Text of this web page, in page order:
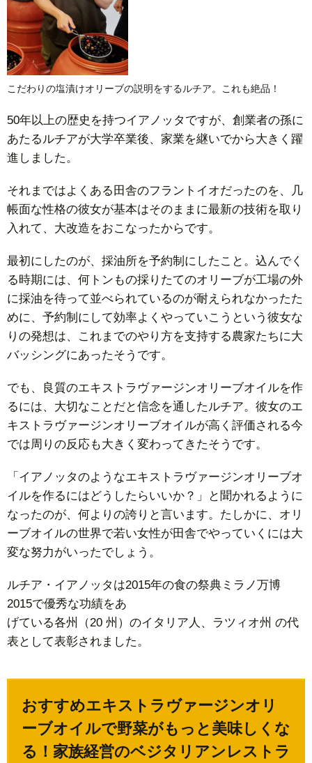
こだわりの塩漬けオリーブの説明をするルチア。これも絶品！
50年以上の歴史を持つイアノッタですが、創業者の孫に
あたるルチアが大学卒業後、家業を継いでから大きく躍
進しました。
それまではよくある田舎のフラントイオだったのを、几
帳面な性格の彼女が基本はそのままに最新の技術を取り
入れて、大改造をおこなったからです。
最初にしたのが、採油所を予約制にしたこと。込んでく
る時期には、何トンもの採りたてのオリーブが工場の外
に採油を待って並べられているのが耐えられなかったた
めに、予約制にして効率よくやっていこうという彼女な
りの発想は、これまでのやり方を支持する農家たちに大
バッシングにあったそうです。
でも、良質のエキストラヴァージンオリーブオイルを作
るには、大切なことだと信念を通したルチア。彼女のエ
キストラヴァージンオリーブオイルが高く評価される今
では周りの反応も大きく変わってきたそうです。
「イアノッタのようなエキストラヴァージンオリーブオ
イルを作るにはどうしたらいいか？」と聞かれるように
なったのが、何よりの誇りと言います。たしかに、オリ
ーブオイルの世界で若い女性が田舎でやっていくには大
変な努力がいったでしょう。
ルチア・イアノッタは2015年の食の祭典ミラノ万博
2015で優秀な功績をあ
げている各州（20 州）のイタリア人、ラツィオ州 の代
表として表彰されました。
おすすめエキストラヴァージンオリ
ーブオイルで野菜がもっと美味しくな
る！家族経営のベジタリアンレストラ